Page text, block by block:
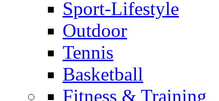
Sport-Lifestyle
Outdoor
Tennis
Basketball
Fitness & Training